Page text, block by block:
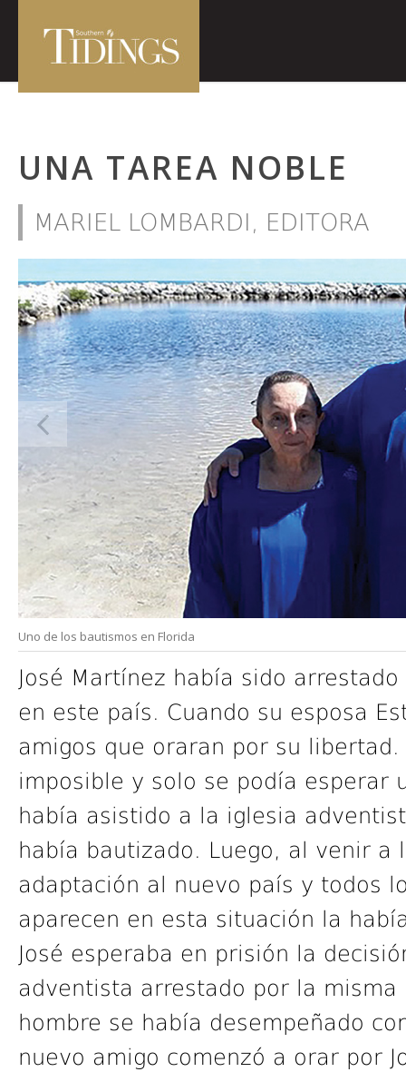
UNA TAREA NOBLE
MARIEL LOMBARDI, EDITORA
Uno de los bautismos en Florida
José Martínez había sido
en este país. Cuando su esposa
amigos que oraran por su
imposible y solo se podía esperar
había asistido a la iglesia
había bautizado. Luego, al venir a
adaptación al nuevo país y todos
aparecen en esta situación la
José esperaba en prisión la
adventista arrestado por la
hombre se había desempeñado
nuevo amigo comenzó a orar por